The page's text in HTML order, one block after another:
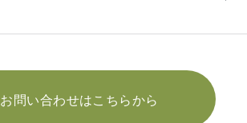
お問い合わせはこちらから